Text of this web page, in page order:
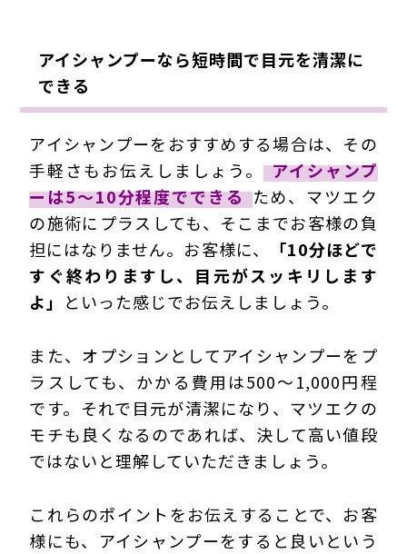
アイシャンプーなら短時間で目元を清潔に
できる
アイシャンプーをおすすめする場合は、その
手軽さもお伝えしましょう。 アイシャンプ
ーは5～10分程度でできる ため、マツエク
の施術にプラスしても、そこまでお客様の負
担にはなりません。お客様に、
「10分ほどで
すぐ終わりますし、目元がスッキリします
よ」 といった感じでお伝えしましょう。
また、オプションとしてアイシャンプーをプ
ラスしても、かかる費用は500～1,000円程
です。それで目元が清潔になり、マツエクの
モチも良くなるのであれば、決して高い値段
ではないと理解していただきましょう。
これらのポイントをお伝えすることで、お客
様にも、アイシャンプーをすると良いという